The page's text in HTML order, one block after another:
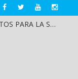
⚾🎟️ ¡YA INICIÓ LA VENTA DE BOLETOS PARA LA SERIE DEL CARIBE KIDS NAYARIT 2026!